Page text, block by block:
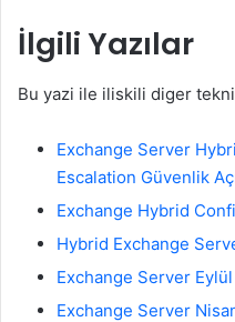
İlgili Yazılar
Bu yazi ile iliskili diger
Exchange Server
Escalation Güvenlik
Exchange Hybrid
Hybrid Exchange
Exchange Server
Exchange Server